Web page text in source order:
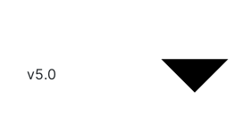
v5.0